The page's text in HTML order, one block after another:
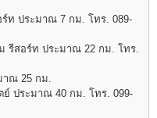
ร์ท ประมาณ 7 กม. โทร. 089-
รีสอร์ท ประมาณ 22 กม. โทร.
าณ 25 กม.
ย์ ประมาณ 40 กม. โทร. 099-